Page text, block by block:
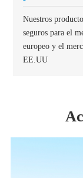
Nuestros
seguros para el
europeo y el
EE.UU